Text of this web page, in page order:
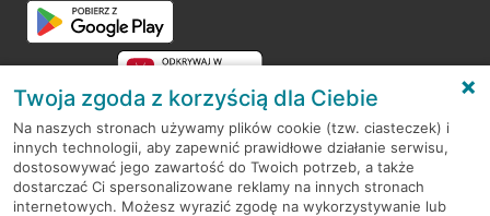
RODO
Regulamin serwisu
Twoja zgoda z korzyścią dla Ciebie
Na naszych stronach używamy plików cookie (tzw. ciasteczek) i
innych technologii, aby zapewnić prawidłowe działanie serwisu,
dostosowywać jego zawartość do Twoich potrzeb, a także
dostarczać Ci spersonalizowane reklamy na innych stronach
internetowych. Możesz wyrazić zgodę na wykorzystywanie lub